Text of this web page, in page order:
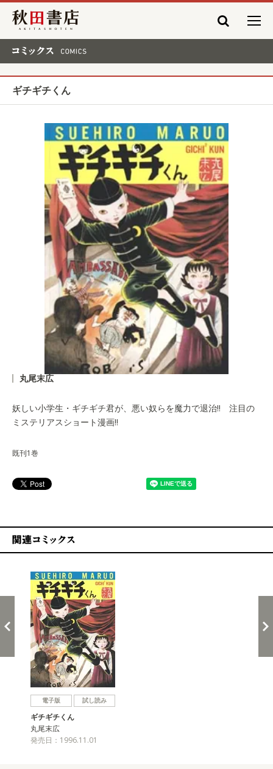
秋田書店
ギチギチくん
丸尾末広
妖しい小学生・ギチギチ君が、悪い奴らを魔力で退治!! 注目の
ミステリアスショート漫画!!
既刊1巻
電子版 試し読み
ギチギチくん
丸尾末広
発売日：1996.11.01